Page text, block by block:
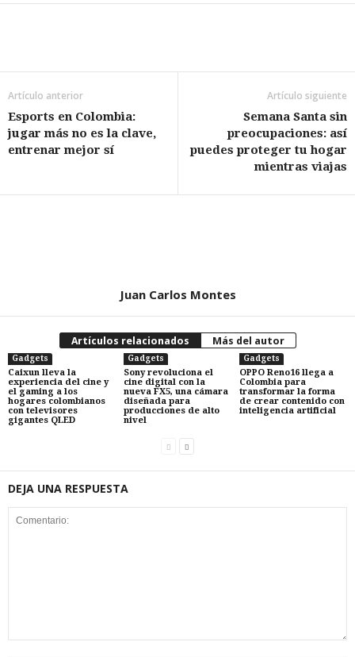
Artículo anterior
Esports en Colombia:
jugar más no es la clave,
entrenar mejor sí
Artículo siguiente
Semana Santa sin
preocupaciones: así
puedes proteger tu hogar
mientras viajas
Juan Carlos Montes
Artículos relacionados Más del autor
Gadgets
Caixun lleva la
experiencia del cine y
el gaming a los
hogares colombianos
con televisores
gigantes QLED
Gadgets
Sony revoluciona el
cine digital con la
nueva FX5, una cámara
diseñada para
producciones de alto
nivel
Gadgets
OPPO Reno16 llega a
Colombia para
transformar la forma
de crear contenido con
inteligencia artificial
DEJA UNA RESPUESTA